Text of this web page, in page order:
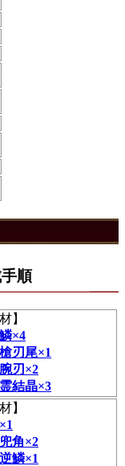
順
】
×4
刃尾×1
刃×2
結晶×3
】
角×2
鱗×1